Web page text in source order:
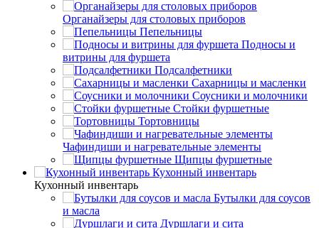
Органайзеры для столовых приборов
Пепельницы
Подносы и
витрины для фуршета
Подсалфетники
Сахарницы и масленки
Соусники и молочники
Стойки фуршетные
Тортовницы
Чафиндиши и нагревательные элементы
Щипцы фуршетные
Кухонный инвентарь
Кухонный инвентарь
Бутылки для соусов
и масла
Дуршлаги и сита